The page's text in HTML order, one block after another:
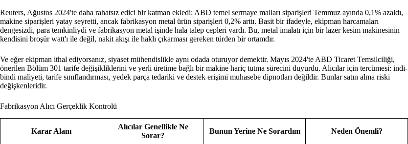
Reuters, Ağustos 2024'te daha rahatsız edici bir katman ekledi: ABD temel sermaye malları siparişleri Temmuz ayında 0,1% azaldı,
makine siparişleri yatay seyretti, ancak fabrikasyon metal ürün siparişleri 0,2% arttı. Basit bir ifadeyle, ekipman harcamaları
dengesizdi, para temkinliydi ve fabrikasyon metal işinde hala talep cepleri vardı. Bu, metal imalatı için bir lazer kesim makinesinin
kendisini broşür watt'ı ile değil, nakit akışı ile haklı çıkarması gereken türden bir ortamdır.
Ve eğer ekipman ithal ediyorsanız, siyaset mühendislikle aynı odada oturuyor demektir. Mayıs 2024'te ABD Ticaret Temsilciliği,
önerilen Bölüm 301 tarife değişikliklerini ve yerli üretime bağlı bir makine hariç tutma sürecini duyurdu. Alıcılar için tercümesi: indi-
bindi maliyeti, tarife sınıflandırması, yedek parça tedariki ve destek erişimi muhasebe dipnotları değildir. Bunlar satın alma riski
değişkenleridir.
Fabrikasyon Alıcı Gerçeklik Kontrolü
Karar Alanı
Alıcılar Genellikle Ne
Sorar?
Bunun Yerine Ne Sorardım Neden Önemli?